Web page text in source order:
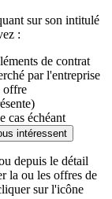
sur son intitulé
:
de contrat
par l'entreprise
offre
cas échéant
intéressent
depuis le détail
la ou les offres de
sur l'icône